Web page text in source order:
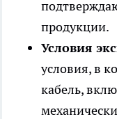
продукции.
Условия
условия, в
кабель,